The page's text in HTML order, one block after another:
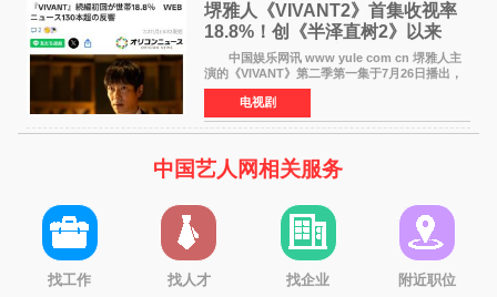
堺雅人《VIVANT2》首集收视率
18.8%！创《半泽直树2》以来
TBS周日剧场最高开局
中国娱乐网讯 www yule com cn 堺雅人主
演的《VIVANT》第二季第一集于7月26日播出，
首集收视率高达18 8%，成为自2020年《半泽直
树2》首集22%以来，TBS周日剧场最高开播收视
纪录。 考虑到
电视剧
中国艺人网相关服务
找工作 找人才 找企业 附近职位